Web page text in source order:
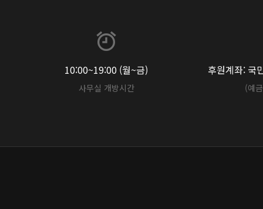
10:00~19:00 (월~금)
사무실 개방시간
후원계좌: 국
(예